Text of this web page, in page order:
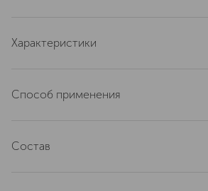
Характеристики
Способ применения
краям. При необходимости сотрите
Состав